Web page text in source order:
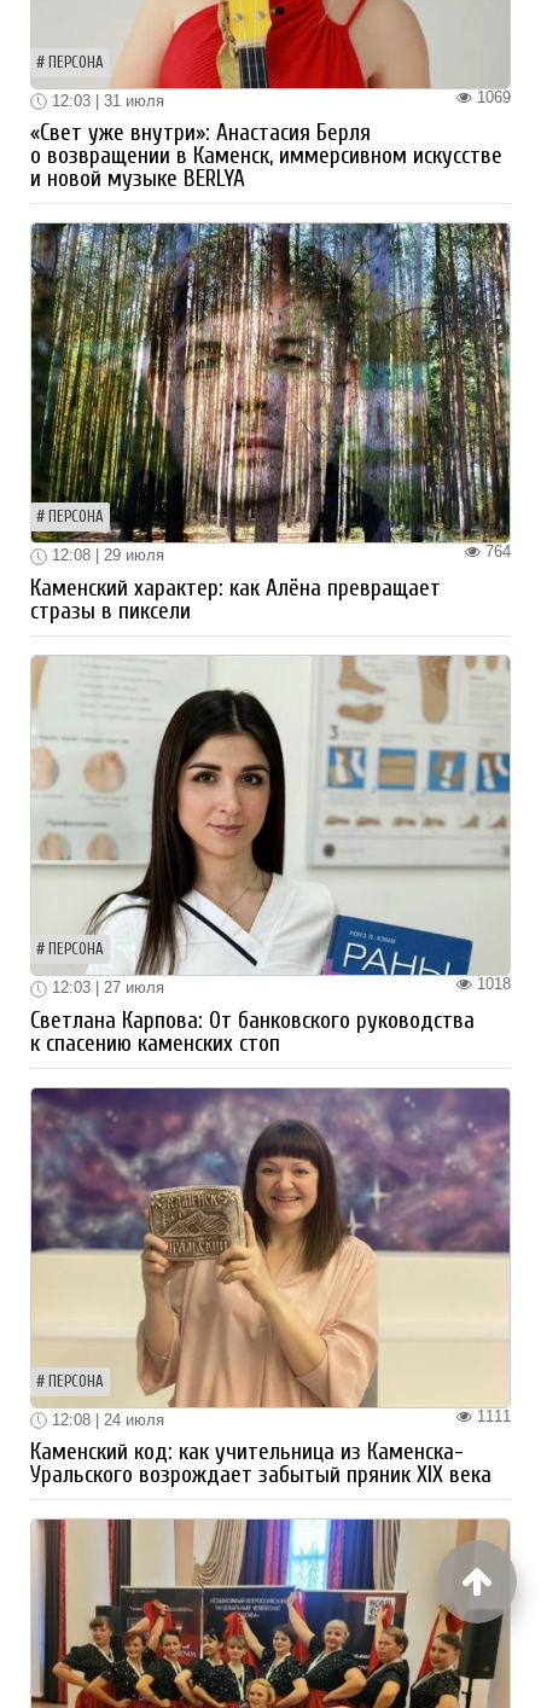
ПЕРСОНА
1069
12:03 | 31 июля
«Свет уже внутри»: Анастасия Берля
о возвращении в Каменск, иммерсивном искусстве
и новой музыке BERLYA
ПЕРСОНА
764
12:08 | 29 июля
Каменский характер: как Алёна превращает
стразы в пиксели
ПЕРСОНА
1018
12:03 | 27 июля
Светлана Карпова: От банковского руководства
к спасению каменских стоп
ПЕРСОНА
1111
12:08 | 24 июля
Каменский код: как учительница из Каменска-
Уральского возрождает забытый пряник XIX века